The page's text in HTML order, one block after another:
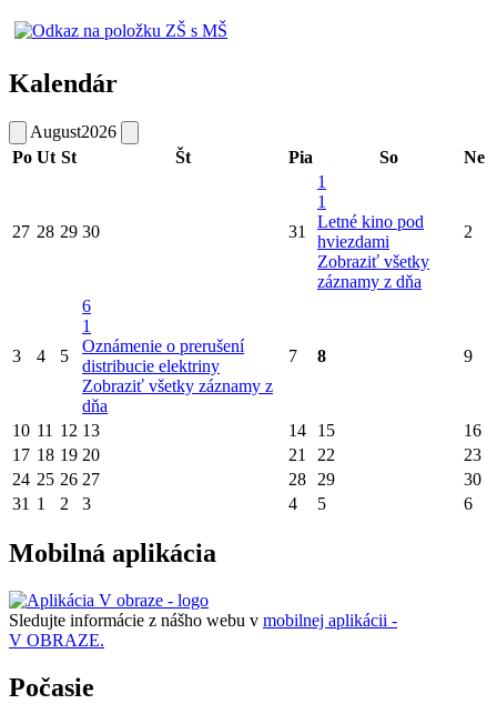
Kalendár
August2026
Po Ut St Št Pia So Ne
27 28 29 30 31
1
1
Letné kino pod
hviezdami
Zobraziť všetky
záznamy z dňa
2
3 4 5
6
1
Oznámenie o prerušení
distribucie elektriny
Zobraziť všetky záznamy z
dňa
7 8 9
10 11 12 13 14 15
16
17 18 19 20 21 22
23
24 25 26 27 28 29
30
31 1 2 3 4 5 6
Mobilná aplikácia
Sledujte informácie z nášho webu v mobilnej aplikácii -
V OBRAZE.
Počasie